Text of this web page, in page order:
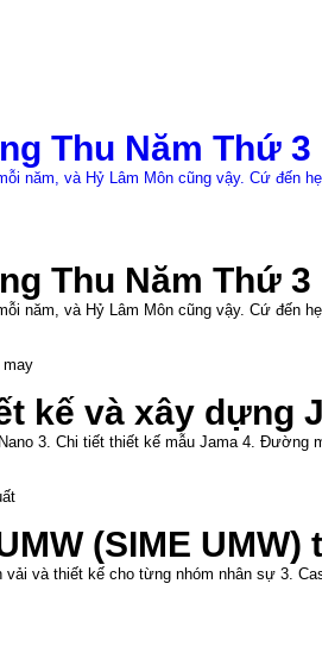
Thu Năm Thứ 3
năm, và Hỷ Lâm Môn cũng vậy. Cứ đến
Thu Năm Thứ 3
năm, và Hỷ Lâm Môn cũng vậy. Cứ đến
kế và xây dựng
3. Chi tiết thiết kế mẫu Jama 4. Đường
(SIME UMW)
và thiết kế cho từng nhóm nhân sự 3.